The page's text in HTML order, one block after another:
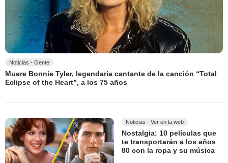
Noticias - Gente
Muere Bonnie Tyler, legendaria cantante de la canción “Total
Eclipse of the Heart”, a los 75 años
Noticias - Ver en la web
Nostalgia: 10 películas que
te transportarán a los años
80 con la ropa y su música